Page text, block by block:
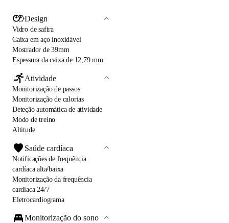
Design
Vidro de safira
Caixa em aço inoxidável
Mostrador de 39mm
Espessura da caixa de 12,79 mm
Atividade
Monitorização de passos
Monitorização de calorias
Deteção automática de atividade
Modo de treino
Altitude
Saúde cardíaca
Notificações de frequência
cardíaca alta/baixa
Monitorização da frequência
cardíaca 24/7
Eletrocardiograma
Monitorização do sono